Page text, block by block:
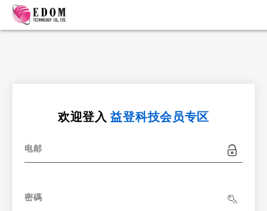
欢迎登入益登科技会员专区
电邮
密碼